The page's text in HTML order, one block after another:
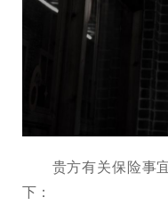
贵方有关保险事宜
下：